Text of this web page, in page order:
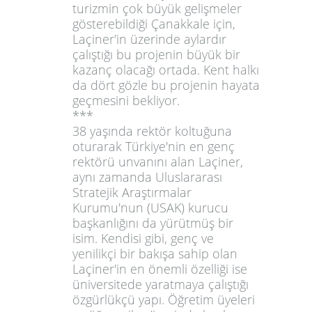
turizmin çok büyük gelişmeler
gösterebildiği Çanakkale için,
Laçiner'in üzerinde aylardır
çalıştığı bu projenin büyük bir
kazanç olacağı ortada. Kent halkı
da dört gözle bu projenin hayata
geçmesini bekliyor.
***
38 yaşında rektör koltuğuna
oturarak Türkiye'nin en genç
rektörü unvanını alan Laçiner,
aynı zamanda Uluslararası
Stratejik Araştırmalar
Kurumu'nun (USAK) kurucu
başkanlığını da yürütmüş bir
isim. Kendisi gibi, genç ve
yenilikçi bir bakışa sahip olan
Laçiner'in en önemli özelliği ise
üniversitede yaratmaya çalıştığı
özgürlükçü yapı. Öğretim üyeleri